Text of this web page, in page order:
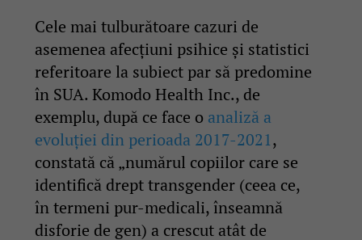
Cele mai tulburătoare cazuri de
asemenea afecțiuni psihice și statistici
referitoare la subiect par să predomine
în SUA. Komodo Health Inc., de
exemplu, după ce face o analiză a
evoluției din perioada 2017-2021,
constată că „numărul copiilor care se
identifică drept transgender (ceea ce,
în termeni pur-medicali, înseamnă
disforie de gen) a crescut atât de